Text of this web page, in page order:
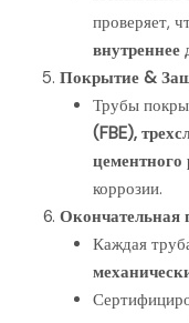
проверяет,
внутреннее
Покрытие &
Трубы
(FBE),
цементного
коррозии.
Окончательная
Каждая